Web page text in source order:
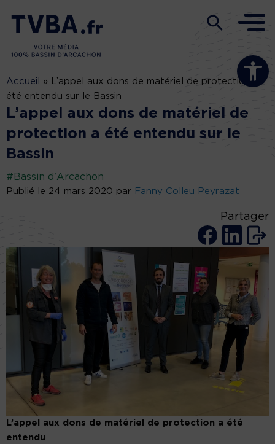
Ouvrir la
Accueil »
L’appel aux dons de matériel de protection a
été entendu sur le Bassin
L’appel aux dons de matériel de
protection a été entendu sur le
Bassin
#Bassin d'Arcachon
Publié le 24 mars 2020 par Fanny Colleu Peyrazat
Partager
L’appel aux dons de matériel de protection a été
entendu